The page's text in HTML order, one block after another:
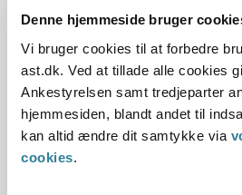
Denne hjemmeside bruger
Vi bruger cookies til at forbedre
ast.dk. Ved at tillade alle cookies
Ankestyrelsen samt tredjeparter
hjemmesiden, blandt andet til
kan altid ændre dit samtykke via
cookies.
da den ikke længere har
Paragraf
§ 2 § 52 § 33 § 36a § 65 § 1 § 35
Journalnummer